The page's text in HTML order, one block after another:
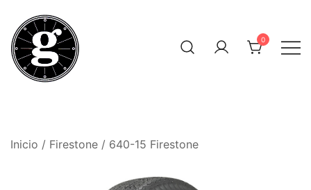
contenido
0
Inicio / Firestone / 640-15 Firestone